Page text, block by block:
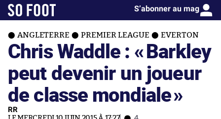
S’abonner au mag
ANGLETERRE PREMIER LEAGUE EVERTON
Chris Waddle : «Barkley
peut devenir un joueur
de classe mondiale»
RR